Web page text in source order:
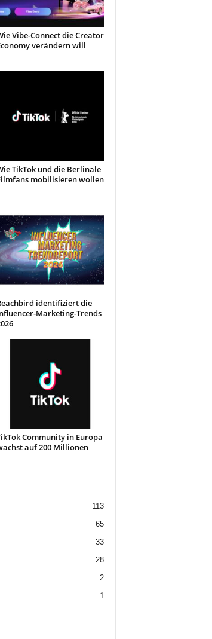
Vibe-Connect die Creator
verändern will
TikTok und die Berlinale
mobilisieren wollen
identifiziert die
Marketing-Trends
Community in Europa
auf 200 Millionen
113
65
33
28
2
1